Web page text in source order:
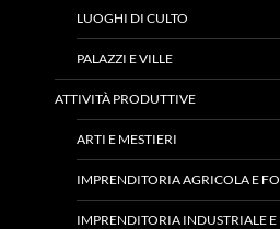
LUOGHI DI CULTO
PALAZZI E VILLE
ATTIVITÀ PRODUTTIVE
ARTI E MESTIERI
IMPRENDITORIA AGRICOLA E
IMPRENDITORIA INDUSTRIALE E